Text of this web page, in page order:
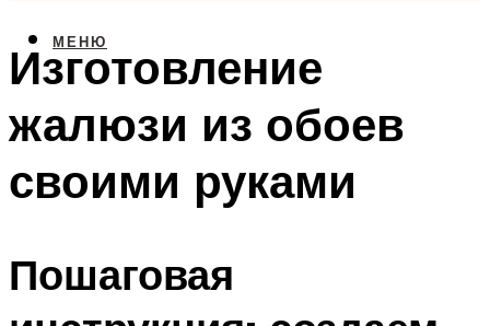
МЕНЮ
Изготовление
жалюзи из обоев
своими руками
Пошаговая